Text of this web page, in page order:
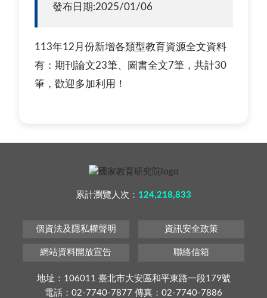
發布日期:2025/01/06
113年12月份新增各類型教育資源全文資料
有：期刊論文23筆、圖書全文7筆，共計30
筆，歡迎多加利用！
累計瀏覽人次： 124,218,833
個資法及隱私權聲明 資訊安全政策
網站資料開放宣告 聯絡信箱
地址：106011 臺北市大安區和平東路一段179號
電話：02-7740-7877 傳真：02-7740-7886